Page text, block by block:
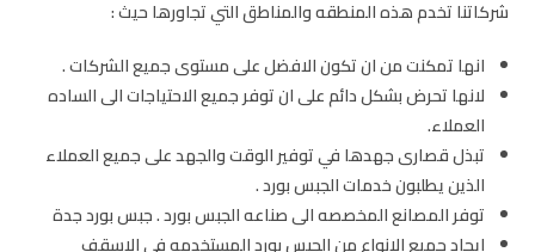
شركاتنا تخدم هذه المنطقه والمناطق التي تجاورها حيث :
انها تمكنت من ان تكون الافضل على مستوى جميع الشركات .
لانها تحرض بشكل دائم على ان توفر جميع الاحتياجات الى الساده
العملاء.
تبذل قصارى جهدها في توفير الوقت والجهد على جميع العملاء
الذين يطلبون خدمات الجبس بورد .
توفر المصانع المخصصه الى صناعه الجبس بورد . جبس بورد جدة
ايجاد جميع الانواع من الجبس بورد المستخدمه في الاسقف